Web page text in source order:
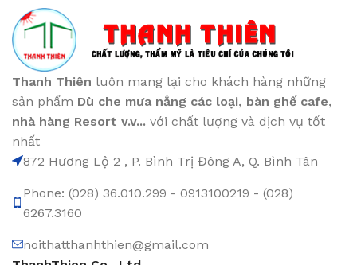
Thanh Thiên luôn mang lại cho khách hàng những
sản phẩm Dù che mưa nắng các loại, bàn ghế cafe,
nhà hàng Resort v.v... với chất lượng và dịch vụ tốt
nhất
872 Hương Lộ 2 , P. Bình Trị Đông A, Q. Bình Tân
Phone: (028) 36.010.299 - 0913100219 - (028)
6267.3160
noithatthanhthien@gmail.com